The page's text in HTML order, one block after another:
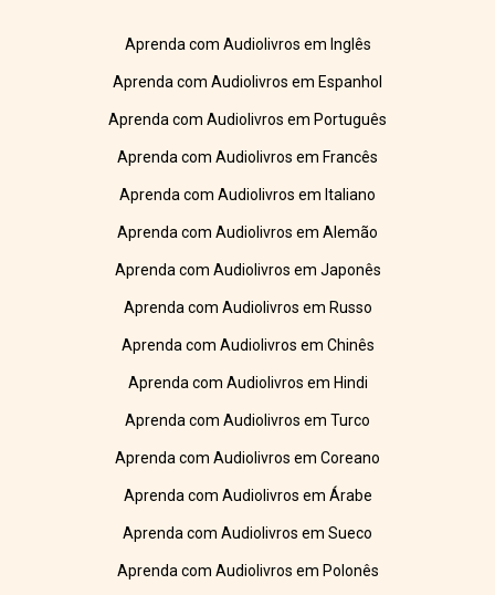
Aprenda com Audiolivros em Inglês
Aprenda com Audiolivros em Espanhol
Aprenda com Audiolivros em Português
Aprenda com Audiolivros em Francês
Aprenda com Audiolivros em Italiano
Aprenda com Audiolivros em Alemão
Aprenda com Audiolivros em Japonês
Aprenda com Audiolivros em Russo
Aprenda com Audiolivros em Chinês
Aprenda com Audiolivros em Hindi
Aprenda com Audiolivros em Turco
Aprenda com Audiolivros em Coreano
Aprenda com Audiolivros em Árabe
Aprenda com Audiolivros em Sueco
Aprenda com Audiolivros em Polonês